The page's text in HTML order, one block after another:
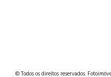
© Todos os direitos reservados.